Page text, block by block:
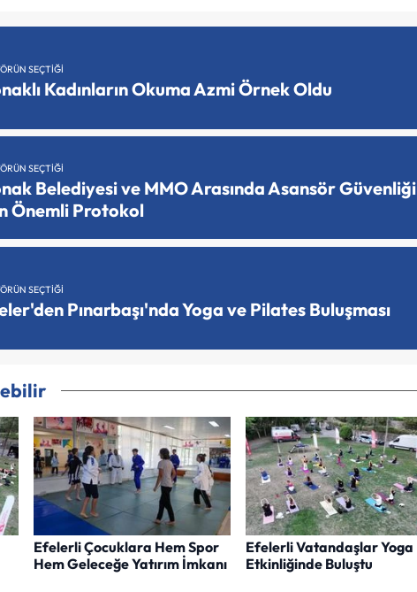
SEÇTIĞI
Kadınların Okuma Azmi Örnek Oldu
SEÇTIĞI
Belediyesi ve MMO Arasında Asansör Güvenliği
Önemli Protokol
SEÇTIĞI
Pınarbaşı'nda Yoga ve Pilates Buluşması
Efelerli Çocuklara Hem Spor
Hem Geleceğe Yatırım İmkanı
Efelerli Vatandaşlar Yoga
Etkinliğinde Buluştu